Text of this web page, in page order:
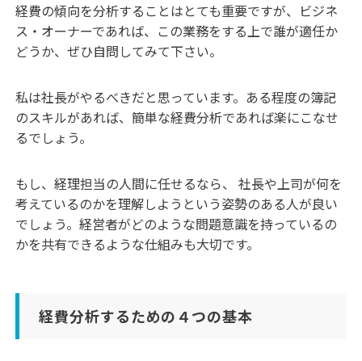
経費の傾向を分析することはとても重要ですが、ビジネ
ス・オーナーであれば、この業務をする上で誰が適任か
どうか、ぜひ自問してみて下さい。
私は社長がやるべきだと思っています。ある程度の簿記
のスキルがあれば、簡単な経費分析であれば楽にこなせ
るでしょう。
もし、経理担当の人間に任せるなら、 社長や上司が何を
考えているのかを理解しようという姿勢のある人が良い
でしょう。経営者がどのような問題意識を持っているの
かを共有できるような仕組みも大切です。
経費分析するための４つの基本